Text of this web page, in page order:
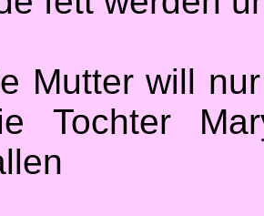
Mutter will
Tochter